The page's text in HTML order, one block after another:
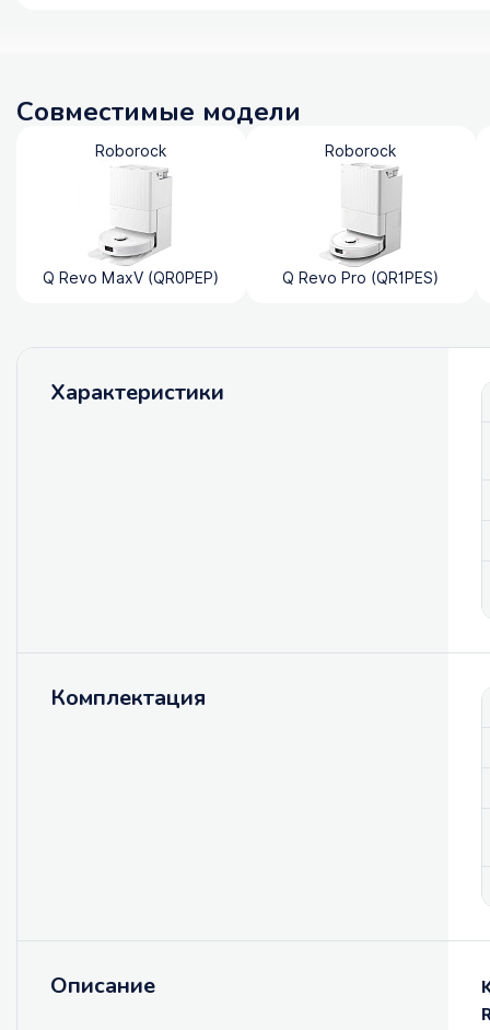
Совместимые модели
Roborock
Q Revo MaxV (QR0PEP)
Roborock
Q Revo Pro (QR1PES)
Характеристики
Комплектация
Описание